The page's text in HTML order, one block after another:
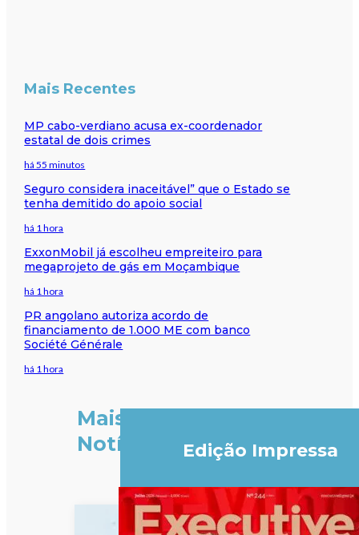
Mais Recentes
MP cabo-verdiano acusa ex-coordenador
estatal de dois crimes
há 55 minutos
Seguro considera inaceitável” que o Estado se
tenha demitido do apoio social
há 1 hora
ExxonMobil já escolheu empreiteiro para
megaprojeto de gás em Moçambique
há 1 hora
PR angolano autoriza acordo de
financiamento de 1.000 ME com banco
Société Générale
há 1 hora
Mais
Notícias
Edição Impressa